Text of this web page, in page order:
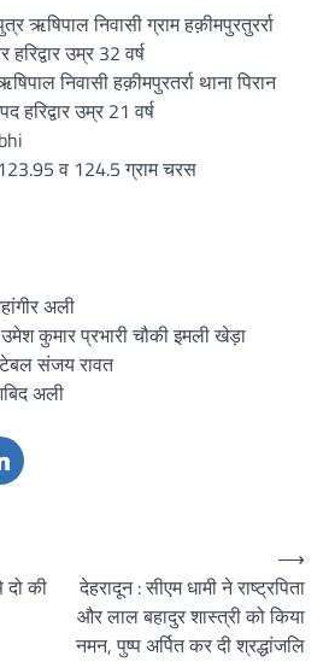
ऋषिपाल निवासी ग्राम हक़ीमपुरतुरर्रा
उम्र 32 वर्ष
निवासी हक़ीमपुरतर्रा थाना पिरान
हरिद्वार उम्र 21 वर्ष
व 124.5 ग्राम चरस
अली
कुमार प्रभारी चौकी इमली खेड़ा
संजय रावत
अली
की
देहरादून : सीएम धामी ने राष्ट्रपिता
और लाल बहादुर शास्त्री को किया
नमन, पुष्प अर्पित कर दी श्रद्धांजलि
⟶